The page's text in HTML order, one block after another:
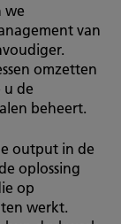
we
van
omzetten
u de
beheert.
output in de
oplossing
op
werkt.